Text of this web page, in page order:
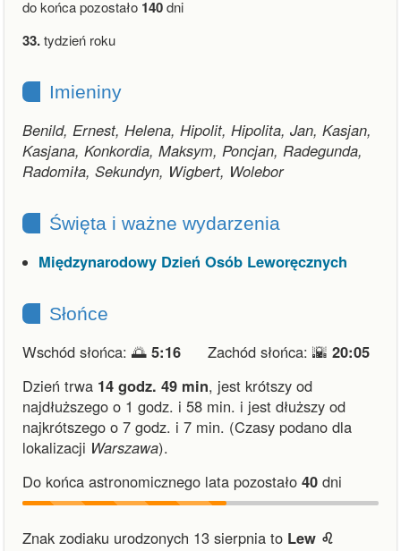
do końca pozostało 140dni
33.tydzień roku
Imieniny
Benild, Ernest, Helena, Hipolit, Hipolita, Jan, Kasjan,
Kasjana, Konkordia, Maksym, Poncjan, Radegunda,
Radomiła, Sekundyn, Wigbert, Wolebor
Święta i ważne wydarzenia
Międzynarodowy Dzień Osób Leworęcznych
Słońce
Wschód słońca: 🌅 5:16 Zachód słońca: 🌇 20:05
Dzień trwa 14 godz. 49 min, jest krótszy od
najdłuższego o 1 godz. i 58 min. i jest dłuższy od
najkrótszego o 7 godz. i 7 min. (Czasy podano dla
lokalizacji Warszawa).
Do końca astronomicznego lata pozostało 40 dni
Znak zodiaku urodzonych 13 sierpnia to Lew ♌︎